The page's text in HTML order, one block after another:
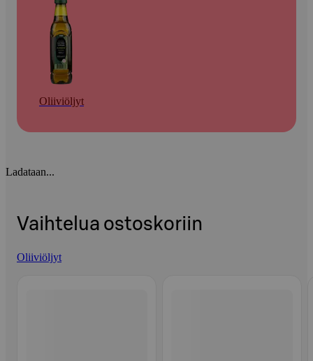
Oliiviöljyt
Ladataan...
Vaihtelua ostoskoriin
Oliiviöljyt